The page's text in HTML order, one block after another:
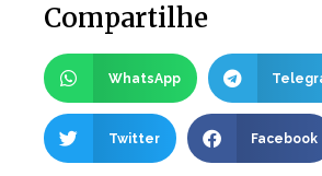
Compartilhe
WhatsApp
Twitter Facebook